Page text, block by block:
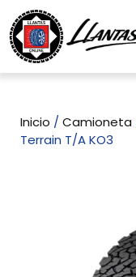
Inicio / Camioneta
Terrain T/A KO3